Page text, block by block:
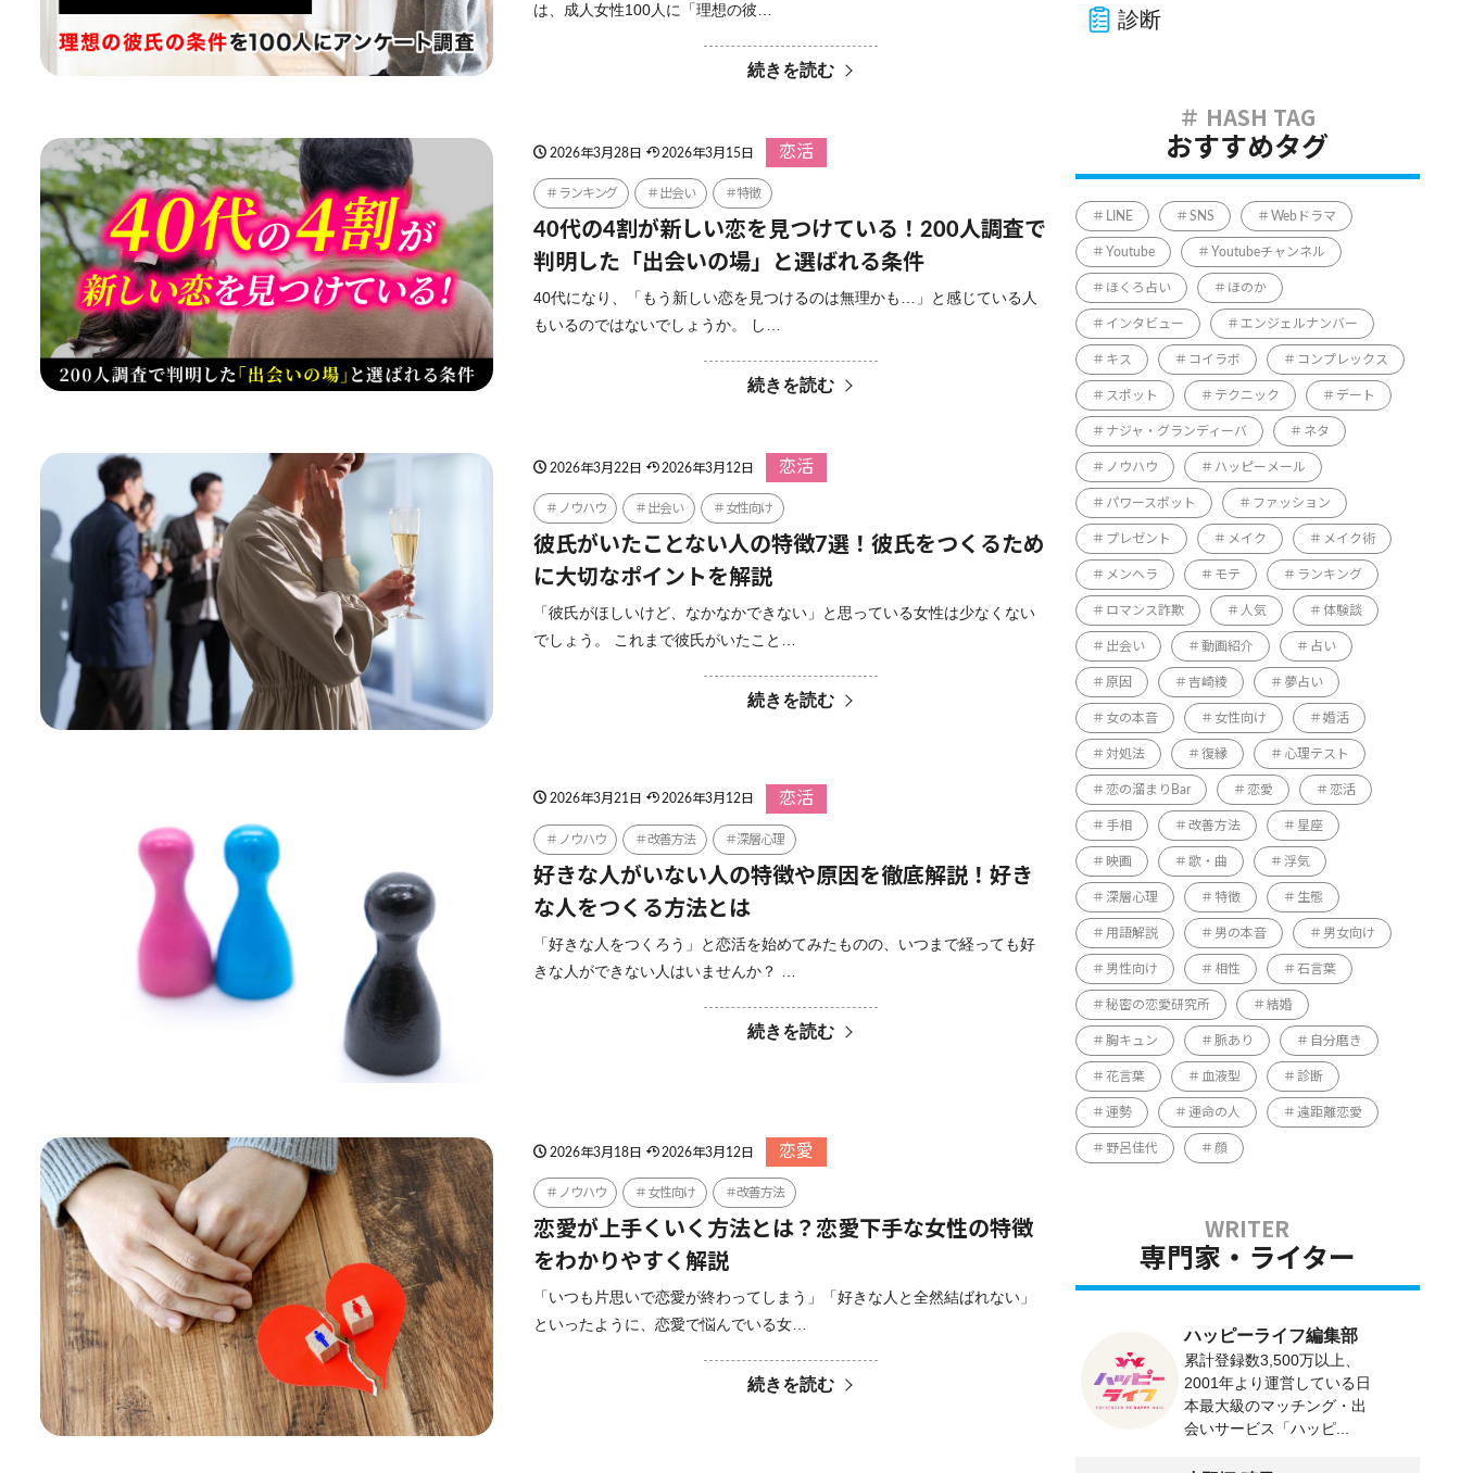
は、成人女性100人に「理想の彼…
続きを読む
2026年3月28日 2026年3月15日 恋活
ランキング 出会い 特徴
40代の4割が新しい恋を見つけている！200人調査で
判明した「出会いの場」と選ばれる条件
40代になり、「もう新しい恋を見つけるのは無理かも…」と感じている人
もいるのではないでしょうか。 し…
続きを読む
2026年3月22日 2026年3月12日 恋活
ノウハウ 出会い 女性向け
彼氏がいたことない人の特徴7選！彼氏をつくるため
に大切なポイントを解説
「彼氏がほしいけど、なかなかできない」と思っている女性は少なくない
でしょう。 これまで彼氏がいたこと…
続きを読む
2026年3月21日 2026年3月12日 恋活
ノウハウ 改善方法 深層心理
好きな人がいない人の特徴や原因を徹底解説！好き
な人をつくる方法とは
「好きな人をつくろう」と恋活を始めてみたものの、いつまで経っても好
きな人ができない人はいませんか？ …
続きを読む
2026年3月18日 2026年3月12日 恋愛
ノウハウ 女性向け 改善方法
恋愛が上手くいく方法とは？恋愛下手な女性の特徴
をわかりやすく解説
「いつも片思いで恋愛が終わってしまう」「好きな人と全然結ばれない」
といったように、恋愛で悩んでいる女…
続きを読む
診断
おすすめタグ
LINE SNS Webドラマ
Youtube Youtubeチャンネル
ほくろ占い ほのか
インタビュー エンジェルナンバー
キス コイラボ コンプレックス
スポット テクニック デート
ナジャ・グランディーバ ネタ
ノウハウ ハッピーメール
パワースポット ファッション
プレゼント メイク メイク術
メンヘラ モテ ランキング
ロマンス詐欺 人気 体験談
出会い 動画紹介 占い
原因 吉崎綾 夢占い
女の本音 女性向け 婚活
対処法 復縁 心理テスト
恋の溜まりBar 恋愛 恋活
手相 改善方法 星座
映画 歌・曲 浮気
深層心理 特徴 生態
用語解説 男の本音 男女向け
男性向け 相性 石言葉
秘密の恋愛研究所 結婚
胸キュン 脈あり 自分磨き
花言葉 血液型 診断
運勢 運命の人 遠距離恋愛
野呂佳代 顔
専門家・ライター
ハッピーライフ編集部
累計登録数3,500万以上、
2001年より運営している日
本最大級のマッチング・出
会いサービス「ハッピ...